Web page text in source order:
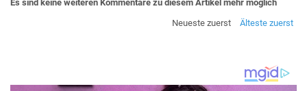
Es sind keine weiteren Kommentare zu diesem Artikel mehr möglich
Neueste zuerst
Älteste zuerst